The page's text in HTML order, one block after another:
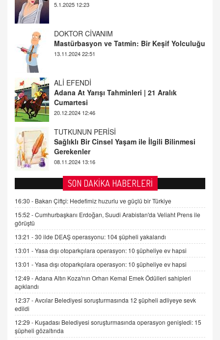
13.11.2024 22:51
ALİ EFENDİ
Adana At Yarışı Tahminleri | 21 Aralık
Cumartesi
TUTKUNUN PERİSİ
Sağlıklı Bir Cinsel Yaşam ile İlgili Bilinmesi
Gerekenler
08.11.2024 13:16
FARUK ÖNALAN
Tezkere Onaylanmasaydı…
2 Kasım 2021 Salı 00:11
AV. DOĞAN CAN DOĞAN
Kişisel verilerin korunması ve dijital hukukun
gelişimi
15.09.2025 16:17
SEHER EREK
Kış Ayları Geldi, Hangi Önlemler Alınmalı?
9.12.2025 10:11
İNCİ GÜL AKÖL
06.07.2026 13:00
ADEM AKÖL
SON DAKİKA HABERLERİ
16:30 - Bakan Çiftçi: Hedefimiz huzurlu ve güçlü bir Türkiye
15:52 -Cumhurbaşkanı Erdoğan, Suudi Arabistan'da Veliaht Prens ile
görüştü
13:21 -30 ilde DEAŞ operasyonu: 104 şüpheli yakalandı
13:01 -Yasa dışı otoparkçılara operasyon: 10 şüpheliye ev hapsi
13:01 -Yasa dışı otoparkçılara operasyon: 10 şüpheliye ev hapsi
12:49 -Adana Altın Koza'nın Orhan Kemal Emek Ödülleri sahipleri
açıklandı
12:37 -Avcılar Belediyesi soruşturmasında 12 şüpheli adliyeye sevk
edildi
12:29 - Kuşadası Belediyesi soruşturmasında operasyon genişledi: 15
şüpheli gözaltında